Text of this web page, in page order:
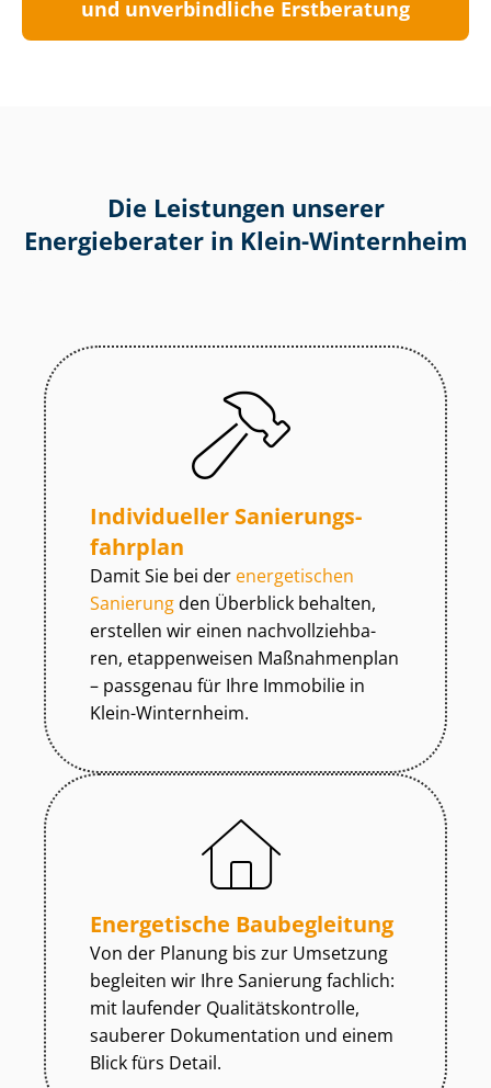
und unverbindliche Erstberatung
Die Leistungen unserer
Energieberater in Klein-Winternheim
Individueller Sa­nie­rungs­
fahr­plan
Damit Sie bei der energetischen
Sanierungden Überblick behalten,
erstellen wir einen nach­voll­zieh­ba­
ren, etap­pen­weisen Maßnahmenplan
– passgenau für Ihre Immobilie in
Klein-Winternheim.
Energetische Baubegleitung
Von der Planung bis zur Umsetzung
begleiten wir Ihre Sanierung fachlich:
mit laufender Qua­li­täts­kon­trol­le,
sauberer Dokumentation und einem
Blick fürs Detail.